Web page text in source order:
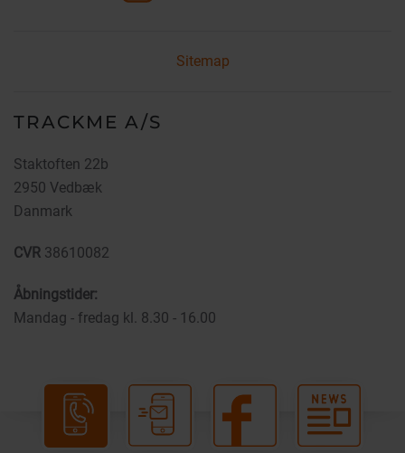
Sitemap
TRACKME A/S
Staktoften 22b
2950 Vedbæk
Danmark
CVR 38610082
Åbningstider:
Mandag - fredag kl. 8.30 - 16.00